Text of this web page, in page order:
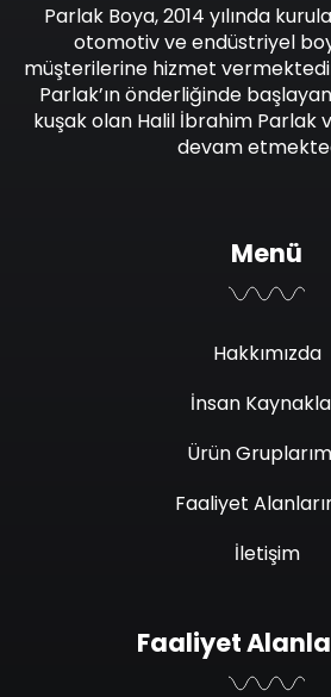
Parlak Boya, 2014 yılında
otomotiv ve endüstriyel
müşterilerine hizmet
Parlak’ın önderliğinde
kuşak olan Halil İbrahim Parlak
devam
Menü
Hakkımızda
İnsan
Ürün
Faaliyet
İletişim
Faaliyet